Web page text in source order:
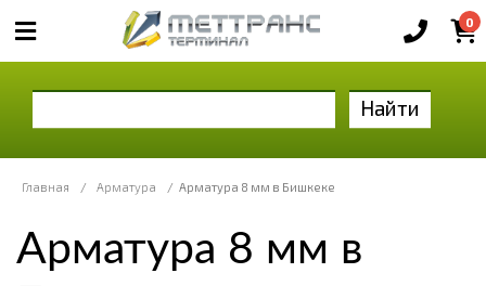
0
Найти
Главная / Арматура / Арматура 8 мм в Бишкеке
Арматура 8 мм в